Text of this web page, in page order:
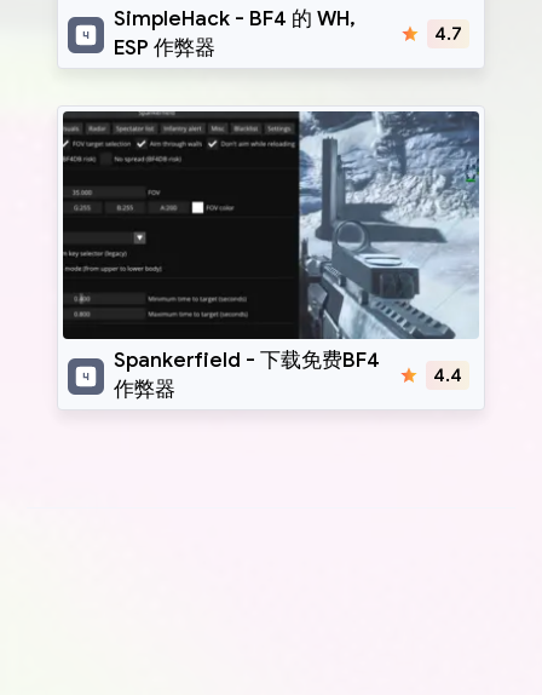
SimpleHack
SimpleHack - BF4 的 WH,
ESP 作弊器
4.7
Spankerfield
Spankerfield - 下载免费BF4
作弊器
4.4